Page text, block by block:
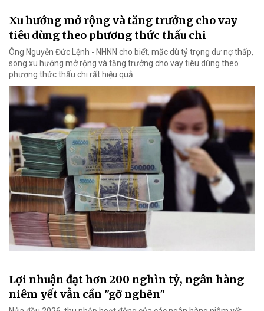
Xu hướng mở rộng và tăng trưởng cho vay
tiêu dùng theo phương thức thấu chi
Ông Nguyễn Đức Lệnh - NHNN cho biết, mặc dù tỷ trọng dư nợ thấp,
song xu hướng mở rộng và tăng trưởng cho vay tiêu dùng theo
phương thức thấu chi rất hiệu quả.
Lợi nhuận đạt hơn 200 nghìn tỷ, ngân hàng
niêm yết vẫn cần "gỡ nghẽn"